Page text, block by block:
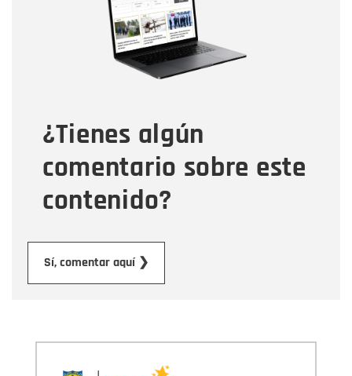
¿Tienes algún
comentario sobre este
contenido?
Sí, comentar aquí ❯
Correo electrónico
Tipo de comentario
Mensaje